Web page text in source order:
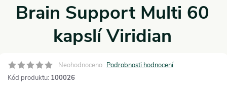
Brain Support Multi 60
kapslí Viridian
Neohodnoceno Podrobnosti hodnocení
Kód produktu: 100026